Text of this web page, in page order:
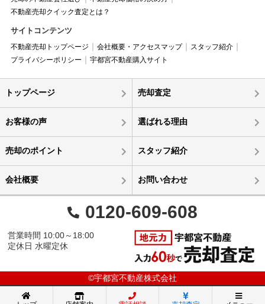
不動産売却クイック査定とは？
サイトコンテンツ
不動産売却トップページ 会社概要・アクセスマップ
スタッフ紹介
プライバシーポリシー
宇都宮不動産購入サイト
トップページ 売却査定
お客様の声 選ばれる理由
売却のポイント スタッフ紹介
会社概要 お問い合わせ
0120-609-608
営業時間 10:00～18:00
定休日 水曜定休
©宇都宮不動産株式会社